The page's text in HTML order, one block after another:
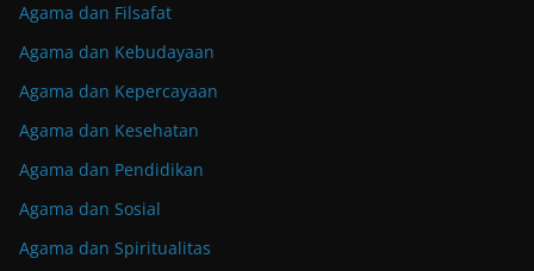
Agama dan Filsafat
Agama dan Kebudayaan
Agama dan Kepercayaan
Agama dan Kesehatan
Agama dan Pendidikan
Agama dan Sosial
Agama dan Spiritualitas